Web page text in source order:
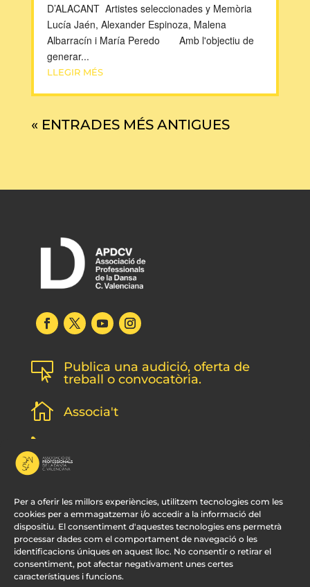
Per a oferir les millors experiències, utilitzem tecnologies com les
cookies per a emmagatzemar i/o accedir a la informació del
dispositiu. El consentiment d'aquestes tecnologies ens permetrà
processar dades com el comportament de navegació o les
identificacions úniques en aquest lloc. No consentir o retirar el
consentiment, pot afectar negativament unes certes
característiques i funcions.
D’ALACANT Artistes seleccionades y Memòria
Lucía Jaén, Alexander Espinoza, Malena
Albarracín i María Peredo Amb l'objectiu de
generar...
LLEGIR MÉS
« ENTRADES MÉS ANTIGUES

Publica una audició, oferta de
treball o convocatòria.
 Associa't
l